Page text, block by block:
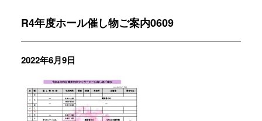
R4年度ホール催し物ご案内0609
2022年6月9日